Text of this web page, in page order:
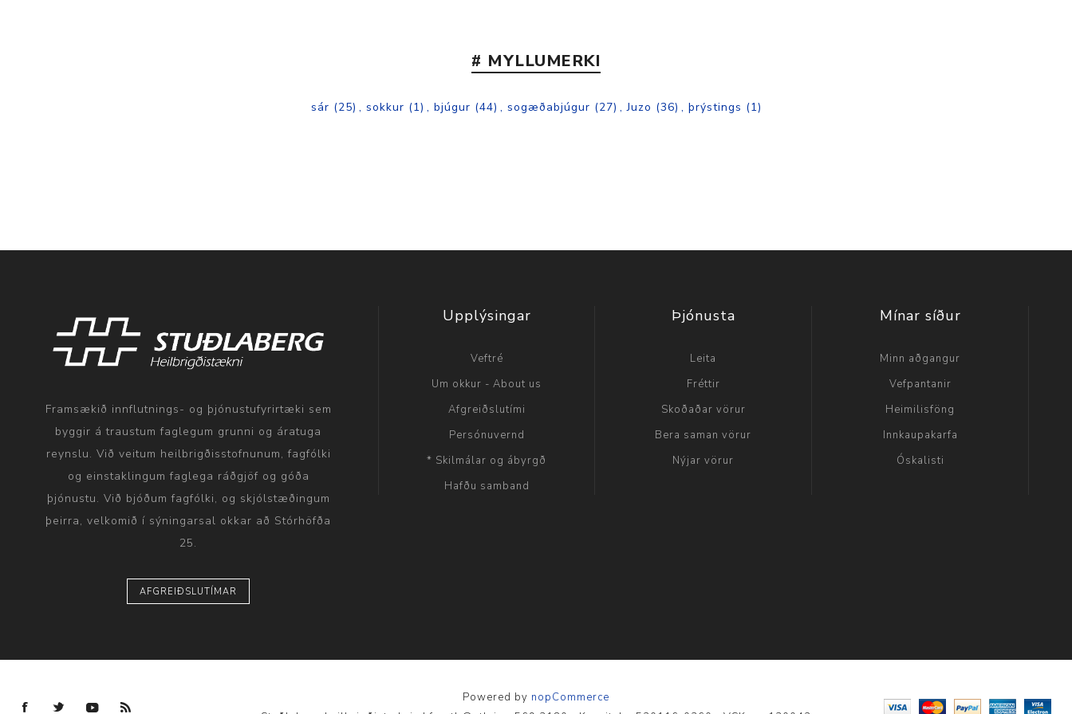
# MYLLUMERKI
sár (25) , sokkur (1) , bjúgur (44) , sogæðabjúgur (27) , Juzo (36) , þrýstings (1)
Framsækið innflutnings- og þjónustufyrirtæki sem
byggir á traustum faglegum grunni og áratuga
reynslu. Við veitum heilbrigðisstofnunum, fagfólki
og einstaklingum faglega ráðgjöf og góða
þjónustu. Við bjóðum fagfólki, og skjólstæðingum
þeirra, velkomið í sýningarsal okkar að Stórhöfða
25.
AFGREIÐSLUTÍMAR
Upplýsingar
Veftré
Um okkur - About us
Afgreiðslutími
Persónuvernd
* Skilmálar og ábyrgð
Hafðu samband
Þjónusta
Leita
Fréttir
Skoðaðar vörur
Bera saman vörur
Nýjar vörur
Mínar síður
Minn aðgangur
Vefpantanir
Heimilisföng
Innkaupakarfa
Óskalisti
Powered by nopCommerce